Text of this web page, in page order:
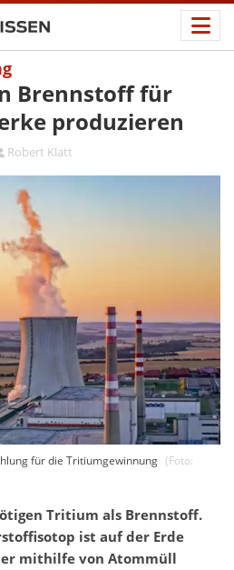
Brennstoff für
produzieren
Robert Klatt
für die Tritiumgewinnung (Foto:
Tritium als Brennstoff.
ist auf der Erde
mithilfe von Atommüll